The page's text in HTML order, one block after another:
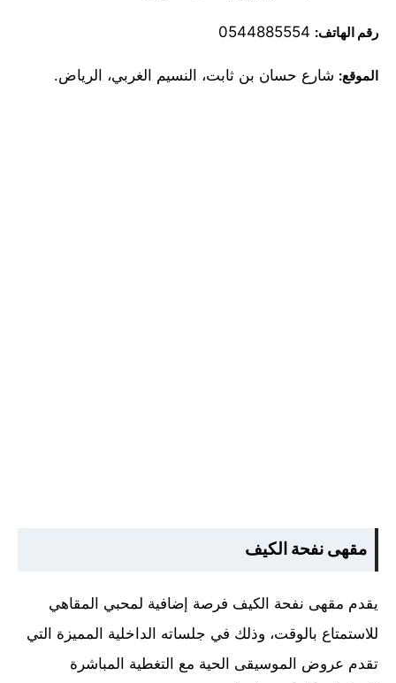
رقم الهاتف:
الموقع: شارع حسان بن ثابت، النسيم الغربي، الرياض.
مقهى نفحة الكيف
يقدم مقهى نفحة الكيف فرصة إضافية لمحبي المقاهي
للاستمتاع بالوقت، وذلك في جلساته الداخلية المميزة التي
تقدم عروض الموسيقى الحية مع التغطية المباشرة